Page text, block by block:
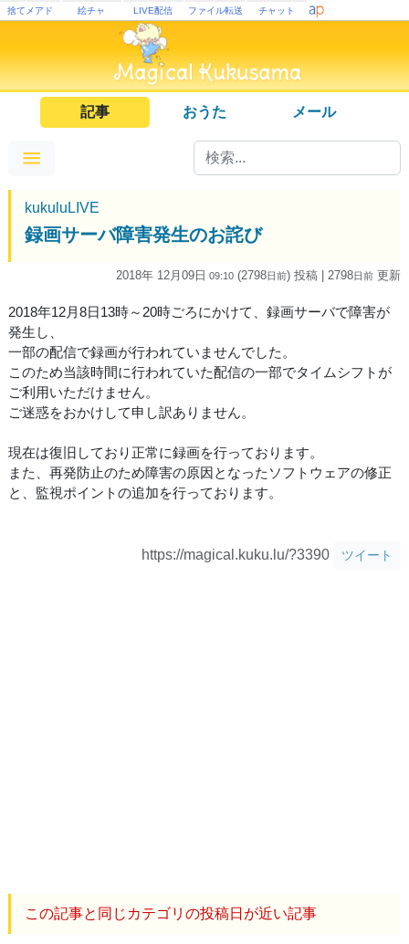
捨てメアド 絵チャ LIVE配信 ファイル転送 チャット
記事 おうた メール
kukuluLIVE
録画サーバ障害発生のお詫び
2018年 12月09日 09:10 (2798日前) 投稿 | 2798日前 更新
2018年12月8日13時～20時ごろにかけて、録画サーバで障害が
発生し、
一部の配信で録画が行われていませんでした。
このため当該時間に行われていた配信の一部でタイムシフトが
ご利用いただけません。
ご迷惑をおかけして申し訳ありません。
現在は復旧しており正常に録画を行っております。
また、再発防止のため障害の原因となったソフトウェアの修正
と、監視ポイントの追加を行っております。
https://magical.kuku.lu/?3390 ツイート
この記事と同じカテゴリの投稿日が近い記事